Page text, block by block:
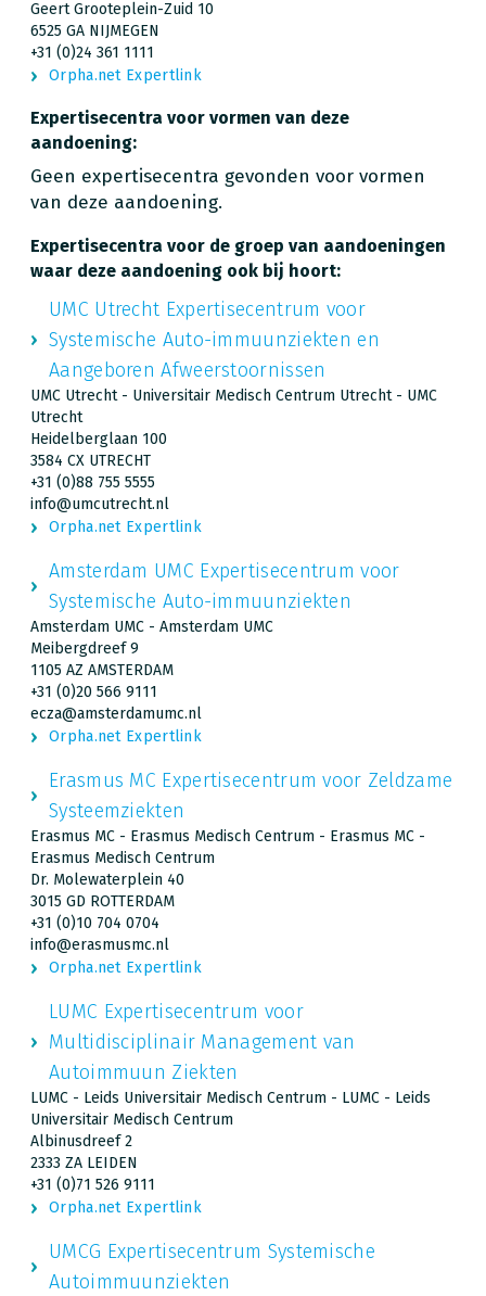
Geert Grooteplein-Zuid 10
6525 GA NIJMEGEN
+31 (0)24 361 1111
Orpha.net Expertlink
Expertisecentra voor vormen van deze
aandoening:
Geen expertisecentra gevonden voor vormen
van deze aandoening.
Expertisecentra voor de groep van aandoeningen
waar deze aandoening ook bij hoort:
UMC Utrecht Expertisecentrum voor
Systemische Auto-immuunziekten en
Aangeboren Afweerstoornissen
UMC Utrecht - Universitair Medisch Centrum Utrecht - UMC
Utrecht
Heidelberglaan 100
3584 CX UTRECHT
+31 (0)88 755 5555
info@umcutrecht.nl
Orpha.net Expertlink
Amsterdam UMC Expertisecentrum voor
Systemische Auto-immuunziekten
Amsterdam UMC - Amsterdam UMC
Meibergdreef 9
1105 AZ AMSTERDAM
+31 (0)20 566 9111
ecza@amsterdamumc.nl
Orpha.net Expertlink
Erasmus MC Expertisecentrum voor Zeldzame
Systeemziekten
Erasmus MC - Erasmus Medisch Centrum - Erasmus MC -
Erasmus Medisch Centrum
Dr. Molewaterplein 40
3015 GD ROTTERDAM
+31 (0)10 704 0704
info@erasmusmc.nl
Orpha.net Expertlink
LUMC Expertisecentrum voor
Multidisciplinair Management van
Autoimmuun Ziekten
LUMC - Leids Universitair Medisch Centrum - LUMC - Leids
Universitair Medisch Centrum
Albinusdreef 2
2333 ZA LEIDEN
+31 (0)71 526 9111
Orpha.net Expertlink
UMCG Expertisecentrum Systemische
Autoimmuunziekten